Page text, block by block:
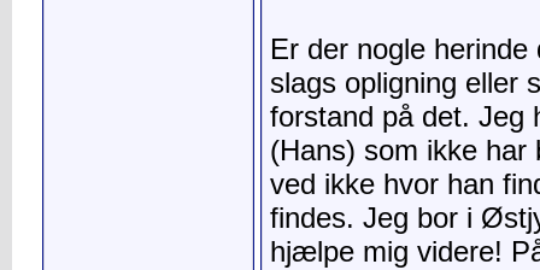
Er der nogle
slags opligning eller
forstand på det. Jeg
(Hans) som ikke har
ved ikke hvor han
findes. Jeg bor i
hjælpe mig videre!